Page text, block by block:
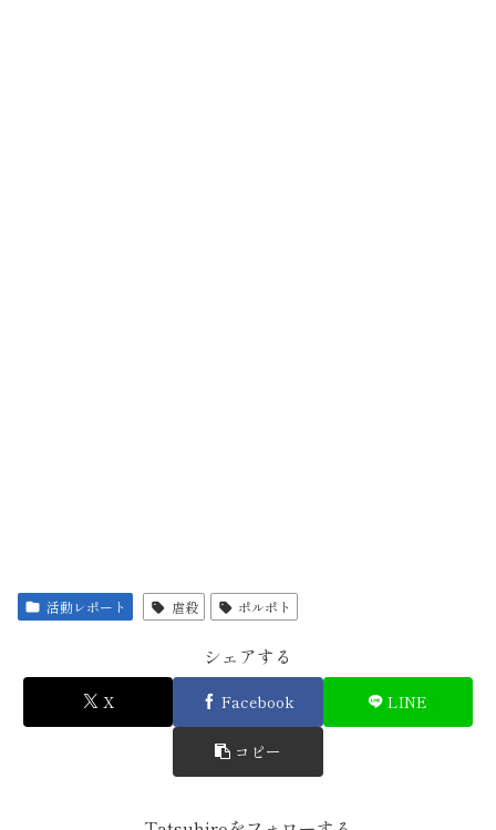
活動レポート 虐殺 ポルポト
シェアする
X Facebook LINE
コピー